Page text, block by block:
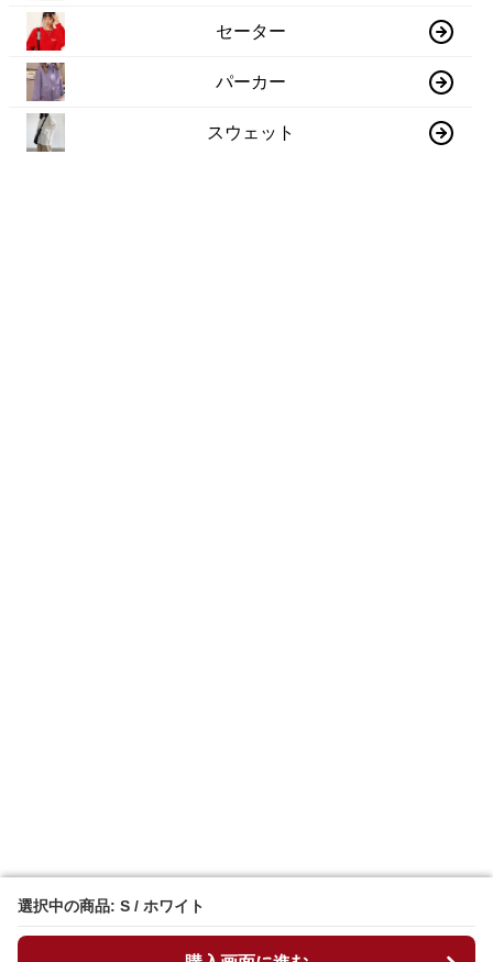
選択中の商品: S / ホワイト
選択中の商品: S / ホワイト
セーター
パーカー
スウェット